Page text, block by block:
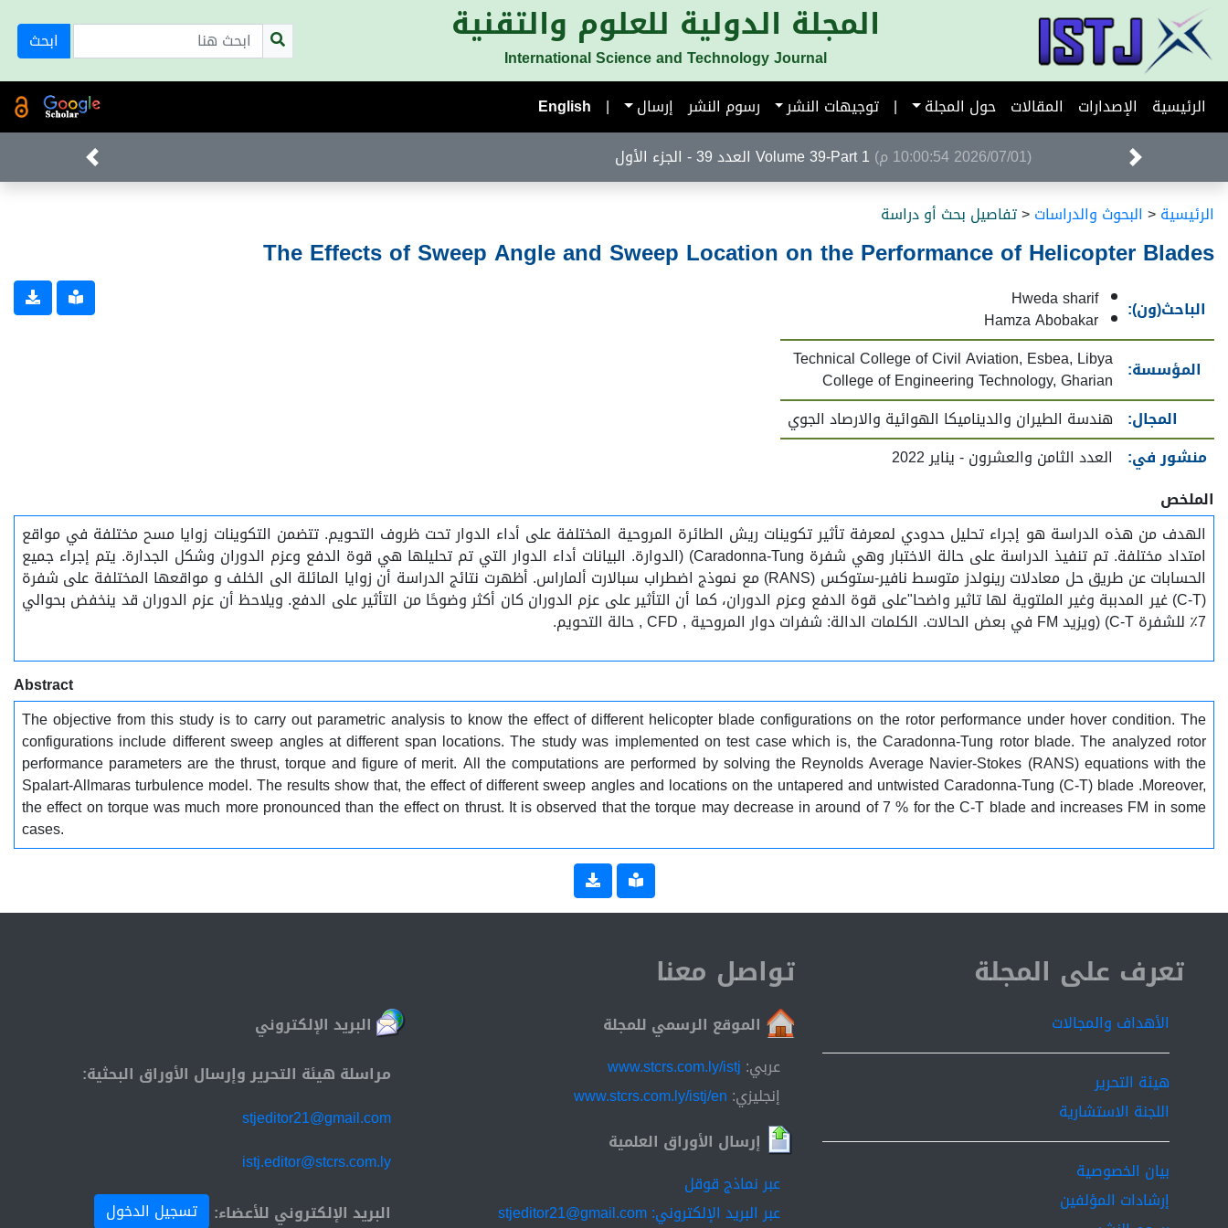
المجلة الدولية للعلوم والتقنية
International Science and Technology Journal
ابحث
الرئيسية الإصدارات المقالات حول المجلة | توجيهات النشر رسوم النشر إرسال |
English
(2026/07/01 10:00:54 م)
Volume 39-Part 1 العدد 39 - الجزء الأول
الرئيسية< البحوث والدراسات<تفاصيل بحث أو دراسة
The Effects of Sweep Angle and Sweep Location on the Performance of Helicopter Blades
الباحث(ون): Hweda sharif
Hamza Abobakar
المؤسسة: Technical College of Civil Aviation, Esbea, Libya
College of Engineering Technology, Gharian
المجال: هندسة الطيران والديناميكا الهوائية والارصاد الجوي
منشور في:
العدد الثامن والعشرون - يناير 2022
الملخص
الهدف من هذه الدراسة هو إجراء تحليل حدودي لمعرفة تأثير تكوينات ريش الطائرة المروحية المختلفة على أداء الدوار تحت ظروف التحويم. تتضمن التكوينات زوايا مسح مختلفة في مواقع
امتداد مختلفة. تم تنفيذ الدراسة على حالة الاختبار وهي شفرة Caradonna-Tung) (الدوارة. البيانات أداء الدوار التي تم تحليلها هي قوة الدفع وعزم الدوران وشكل الجدارة. يتم إجراء جميع
الحسابات عن طريق حل معادلات رينولدز متوسط نافير-ستوكس (RANS) مع نموذج اضطراب سبالارت ألماراس. أظهرت نتائج الدراسة أن زوايا المائلة الى الخلف و مواقعها المختلفة على شفرة
(C-T) غير المدببة وغير الملتوية لها تاثير واضحا"على قوة الدفع وعزم الدوران، كما أن التأثير على عزم الدوران كان أكثر وضوحًا من التأثير على الدفع. ويلاحظ أن عزم الدوران قد ينخفض بحوالي
7٪ للشفرة C-T) (ويزيد FM في بعض الحالات. الكلمات الدالة: شفرات دوار المروحية , CFD , حالة التحويم.
Abstract
The objective from this study is to carry out parametric analysis to know the effect of different helicopter blade configurations on the rotor performance under hover condition. The
configurations include different sweep angles at different span locations. The study was implemented on test case which is, the Caradonna-Tung rotor blade. The analyzed rotor
performance parameters are the thrust, torque and figure of merit. All the computations are performed by solving the Reynolds Average Navier-Stokes (RANS) equations with the
Spalart-Allmaras turbulence model. The results show that, the effect of different sweep angles and locations on the untapered and untwisted Caradonna-Tung (C-T) blade .Moreover,
the effect on torque was much more pronounced than the effect on thrust. It is observed that the torque may decrease in around of 7 % for the C-T blade and increases FM in some
cases.
ISSN 2519-9854
تعرف على المجلة
الأهداف والمجالات
هيئة التحرير
اللجنة الاستشارية
بيان الخصوصية
إرشادات المؤلفين
تواصل معنا
الموقع الرسمي للمجلة
عربي: www.stcrs.com.ly/istj
إنجليزي: www.stcrs.com.ly/istj/en
إرسال الأوراق العلمية
عبر نماذج قوقل
عبر البريد الإلكتروني: stjeditor21@gmail.com
البريد الإلكتروني
مراسلة هيئة التحرير وإرسال الأوراق البحثية:
stjeditor21@gmail.com
istj.editor@stcrs.com.ly
البريد الإلكتروني للأعضاء:
تسجيل الدخول